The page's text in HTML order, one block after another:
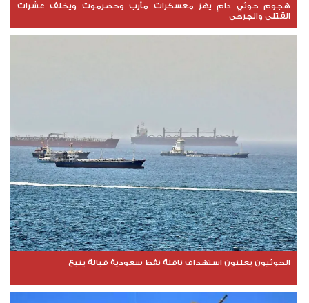
هجوم حوثي دامٍ يهز معسكرات مأرب وحضرموت ويخلف عشرات
القتلى والجرحى
الحوثيون يعلنون استهداف ناقلة نفط سعودية قبالة ينبع